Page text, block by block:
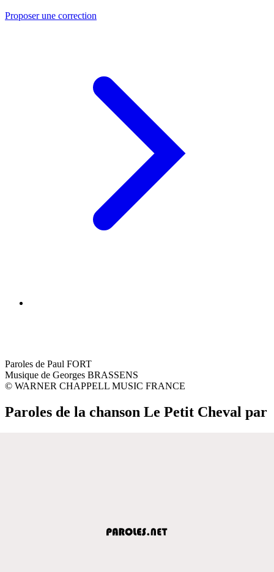
Proposer une correction
Paroles de Paul FORT
Musique de Georges BRASSENS
© WARNER CHAPPELL MUSIC FRANCE
Paroles de la chanson Le Petit Cheval par